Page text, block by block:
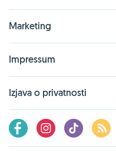
Marketing
Impressum
Izjava o privatnosti